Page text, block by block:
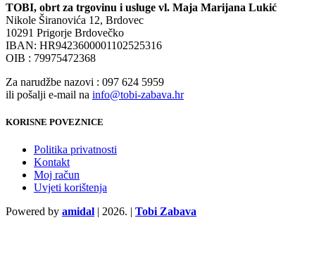
TOBI, obrt za trgovinu i usluge vl. Maja Marijana Lukić
Nikole Širanovića 12, Brdovec
10291 Prigorje Brdovečko
IBAN: HR9423600001102525316
OIB : 79975472368
Za narudžbe nazovi : 097 624 5959
ili pošalji e-mail na info@tobi-zabava.hr
KORISNE POVEZNICE
Politika privatnosti
Kontakt
Moj račun
Uvjeti korištenja
Powered by amidal | 2026. | Tobi Zabava